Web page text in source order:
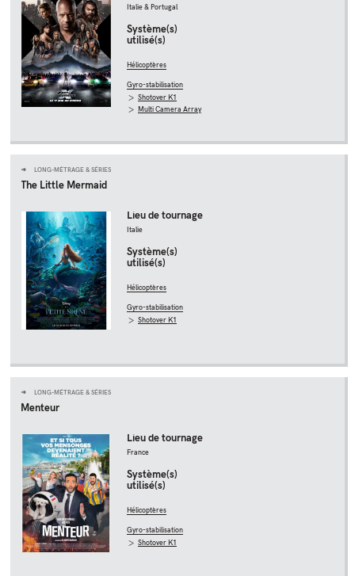
Italie & Portugal
Système(s)
utilisé(s)
Hélicoptères
Gyro-stabilisation
Shotover K1
Multi Camera Array
LONG-MÉTRAGE & SÉRIES
The Little Mermaid
Lieu de tournage
Italie
Système(s)
utilisé(s)
Hélicoptères
Gyro-stabilisation
Shotover K1
LONG-MÉTRAGE & SÉRIES
Menteur
Lieu de tournage
France
Système(s)
utilisé(s)
Hélicoptères
Gyro-stabilisation
Shotover K1